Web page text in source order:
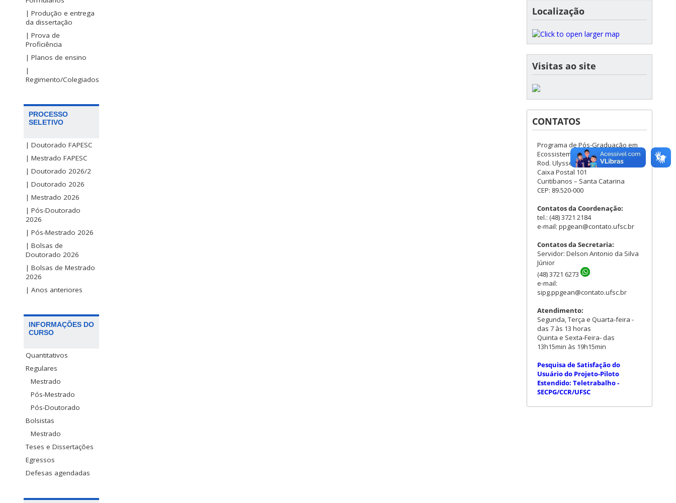
| Produção e entrega
da dissertação
| Prova de
Proficiência
| Planos de ensino
|
Regimento/Colegiados
PROCESSO
SELETIVO
| Doutorado FAPESC
| Mestrado FAPESC
| Doutorado 2026/2
| Doutorado 2026
| Mestrado 2026
| Pós-Doutorado
2026
| Pós-Mestrado 2026
| Bolsas de
Doutorado 2026
| Bolsas de Mestrado
2026
| Anos anteriores
INFORMAÇÕES DO
CURSO
Quantitativos
Regulares
Mestrado
Pós-Mestrado
Pós-Doutorado
Bolsistas
Mestrado
Teses e Dissertações
Egressos
Defesas agendadas
Localização
Visitas ao site
CONTATOS
Programa de Pós-Graduação em
Ecossistemas Agrícolas e Naturais
Rod. Ulysses Gaboardi, Km 3
Caixa Postal 101
Curitibanos – Santa Catarina
CEP: 89.520-000
Contatos da Coordenação:
tel.: (48) 3721 2184
e-mail: ppgean@contato.ufsc.br
Contatos da Secretaria:
Servidor: Delson Antonio da Silva
Júnior
(48) 3721 6273
e-mail:
sipg.ppgean@contato.ufsc.br
Atendimento:
Segunda, Terça e Quarta-feira -
das 7 às 13 horas
Quinta e Sexta-Feira- das
13h15min às 19h15min
Pesquisa de Satisfação do
Usuário do Projeto-Piloto
Estendido: Teletrabalho -
SECPG/CCR/UFSC